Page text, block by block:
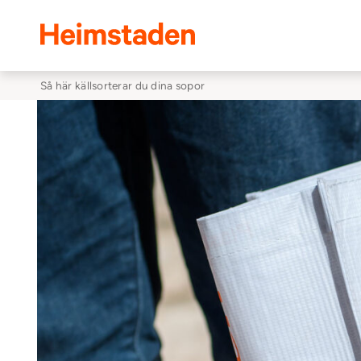
Heimstaden
Så här källsorterar du dina sopor